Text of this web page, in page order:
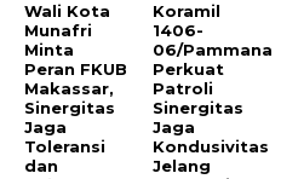
Wali Kota
Munafri
Minta
Peran FKUB
Makassar,
Sinergitas
Jaga
Toleransi
dan
Koramil
1406-
06/Pammana
Perkuat
Patroli
Sinergitas
Jaga
Kondusivitas
Jelang